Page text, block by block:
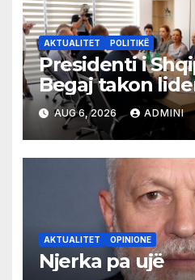
AKTUALITET POLITIKË
Presidenti i
Begaj takon
shqiptare në
AUG 6, 2026 ADMINI
AKTUALITET OPINIONE
Njerka pa ujë